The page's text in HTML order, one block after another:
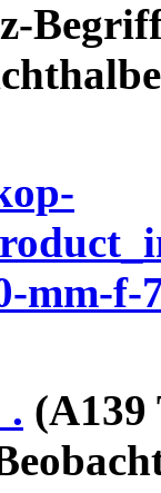
mm-f-
. (A139